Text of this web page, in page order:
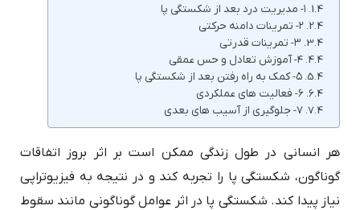
۱- مدیریت درد بعد از شکستگی پا
۲- تمرینات دامنه حرکتی
۳- تمرینات قدرتی
۴- آموزش تعادل و حس عمقی
۵- کمک به راه رفتن بعد از شکستگی پا
۶- فعالیت های عملکردی
۷- جلوگیری از آسیب های بعدی
هر انسانی در طول زندگی ممکن است بر اثر بروز اتفاقات
گوناگون، شکستگی پا را تجربه کند و در نتیجه به فیزیوتراپی
نیاز پیدا کند. شکستگی پا در اثر عوامل گوناگونی مانند سقوط